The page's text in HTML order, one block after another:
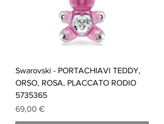
Swarovski - PORTACHIAVI TEDDY,
ORSO, ROSA, PLACCATO RODIO
5735365
Prezzo
69,00 €